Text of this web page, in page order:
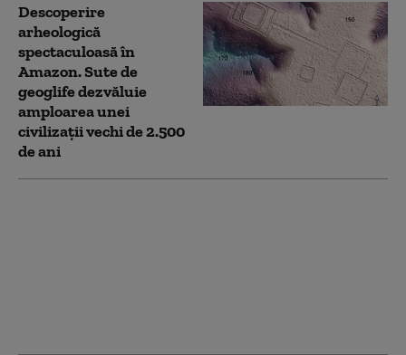
Descoperire
arheologică
spectaculoasă în
Amazon. Sute de
geoglife dezvăluie
amploarea unei
civilizații vechi de 2.500
de ani